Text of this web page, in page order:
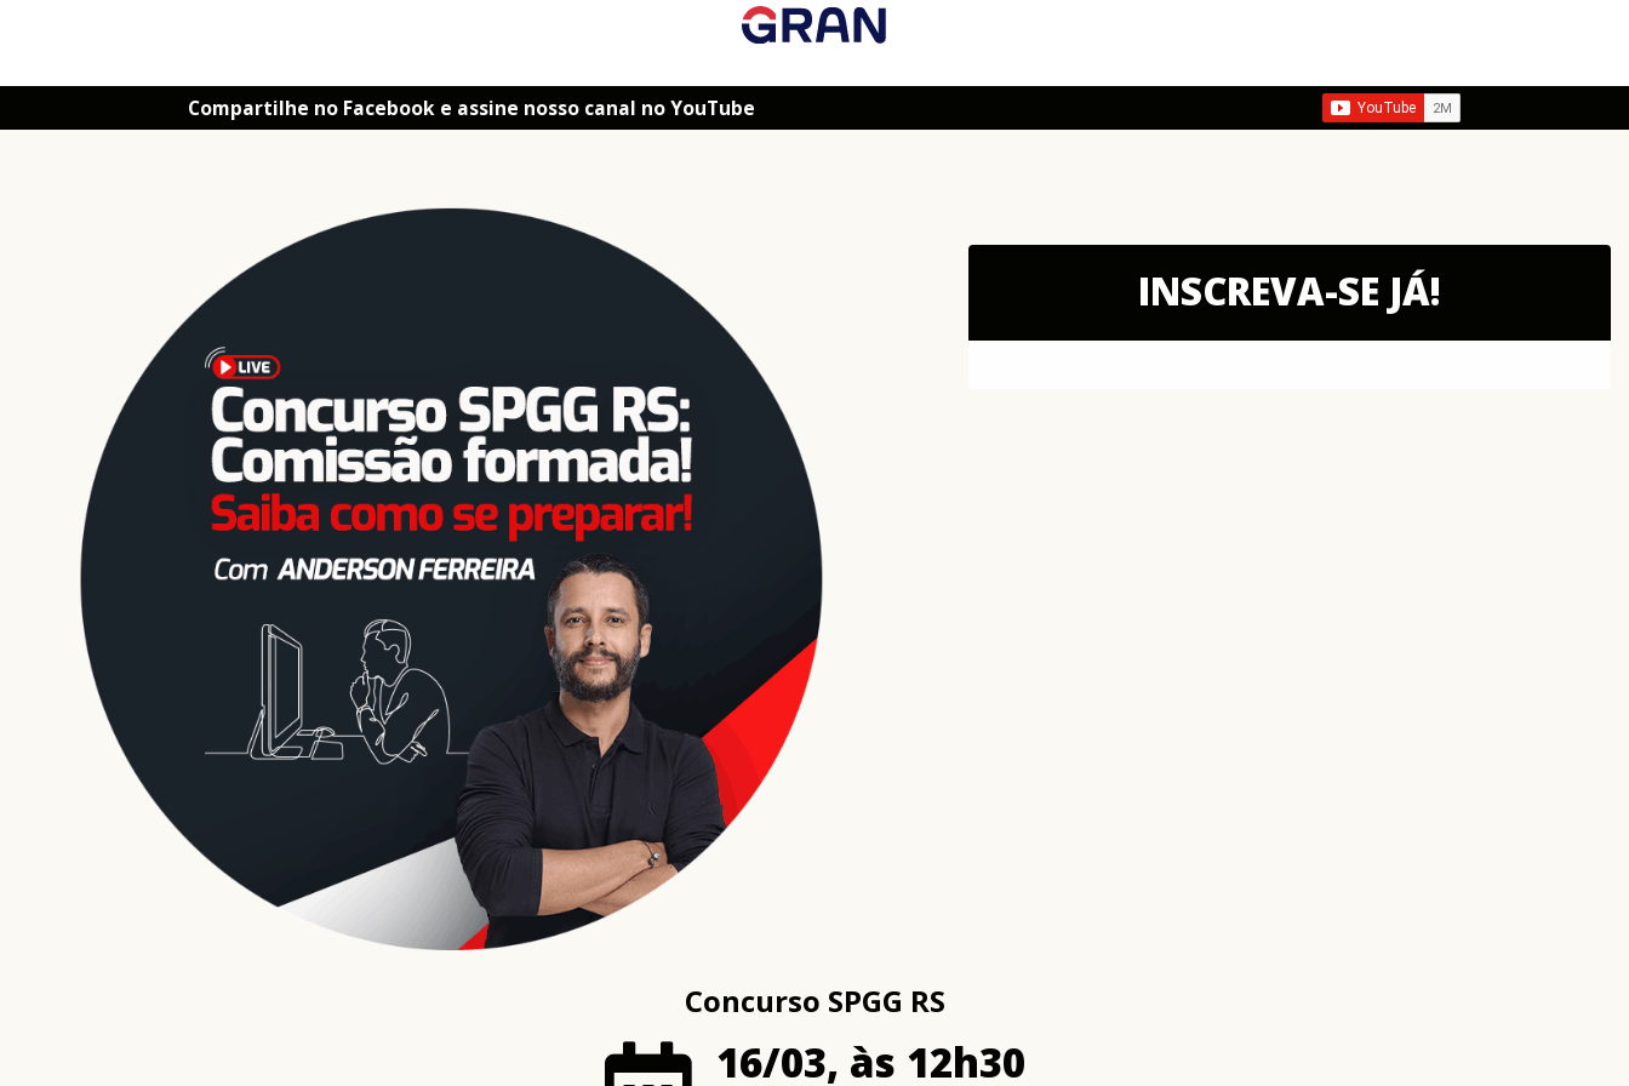
Compartilhe no Facebook e assine nosso canal no YouTube
INSCREVA-SE JÁ!
Concurso SPGG RS
16/03, às 12h30